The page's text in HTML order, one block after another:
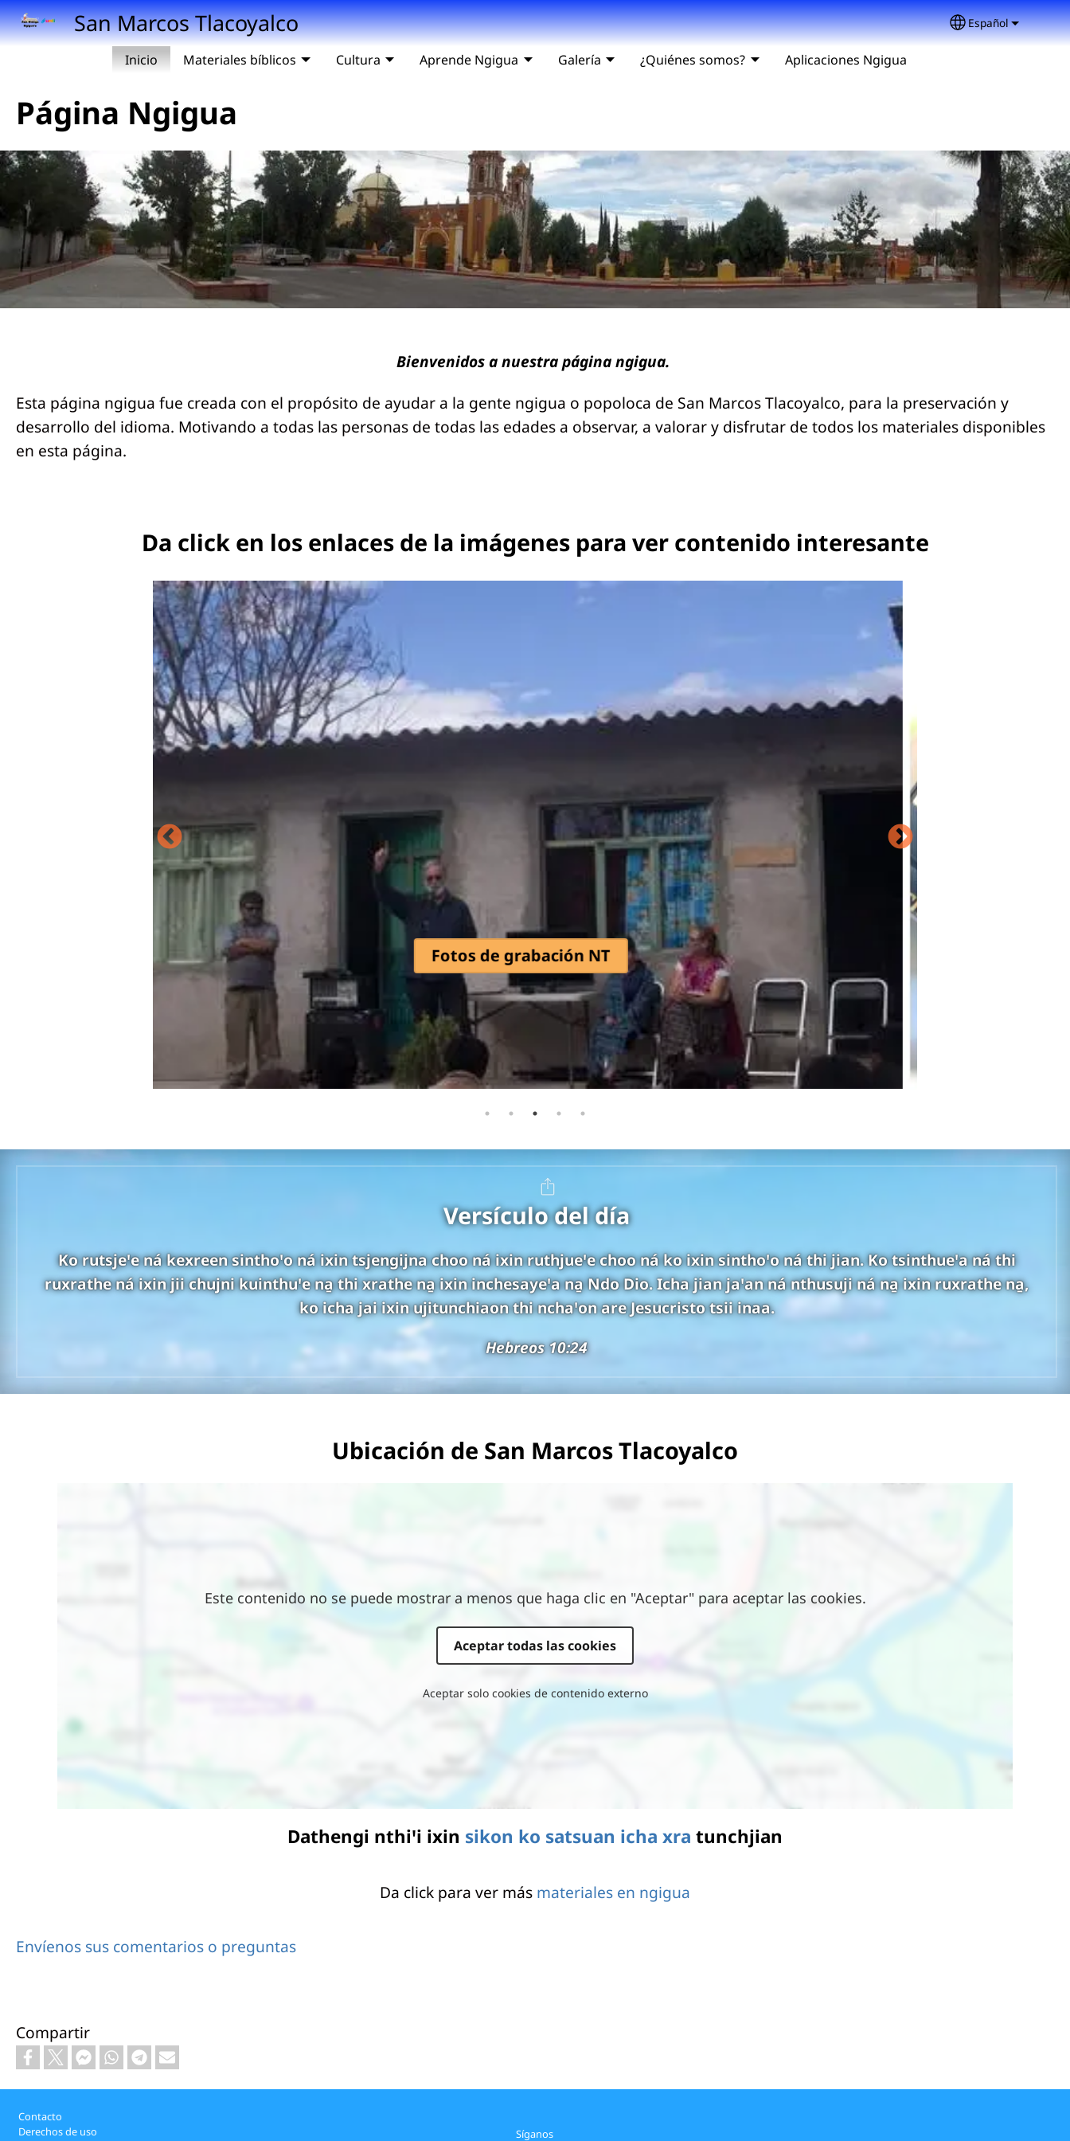
Pasar al contenido principal
San Marcos Tlacoyalco Select your
Español
Inicio Materiales bíblicos Cultura Aprende Ngigua Galería ¿Quiénes somos? Aplicaciones Ngigua
Página Ngigua
Bienvenidos a nuestra página ngigua.
Esta página ngigua fue creada con el propósito de ayudar a la gente ngigua o popoloca de San Marcos Tlacoyalco, para la preservación y
desarrollo del idioma. Motivando a todas las personas de todas las edades a observar, a valorar y disfrutar de todos los materiales disponibles
en esta página.
Da click en los enlaces de la imágenes para ver contenido interesante
Presentación NT
Versículo del día
Ko rutsjeꞌe ná kexreen sinthoꞌo ná ixin tsjengijna choo ná ixin ruthjueꞌe choo ná ko ixin sinthoꞌo ná thi jian. Ko tsinthueꞌa ná thi
ruxrathe ná ixin jii chujni kuinthuꞌe na̱ thi xrathe na̱ ixin inchesayeꞌa na̱ Ndo Dio. Icha jian jaꞌan ná nthusuji ná na̱ ixin ruxrathe na̱,
ko icha jai ixin ujitunchiaon thi nchaꞌon are Jesucristo tsii inaa.
Hebreos 10:24
Ubicación de San Marcos Tlacoyalco
Este contenido no se puede mostrar a menos que haga clic en "Aceptar" para aceptar las cookies.
Aceptar todas las cookies
Aceptar solo cookies de contenido externo
Dathengi nthiꞌi ixin sikon ko satsuan icha xra tunchjian
Da click para ver más materiales en ngigua
Envíenos sus comentarios o preguntas
Compartir
Footer
Contacto
Derechos de uso
Síganos